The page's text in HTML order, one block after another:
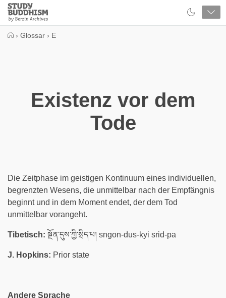
Close
Study
Buddhism
› Glossar › E
Existenz vor dem
Tode
Die Zeitphase im geistigen Kontinuum eines individuellen,
begrenzten Wesens, die unmittelbar nach der Empfängnis
beginnt und in dem Moment endet, der dem Tod
unmittelbar vorangeht.
Tibetisch: སྔོན་དུས་ཀྱི་སྲིད་པ། sngon-dus-kyi srid-pa
J. Hopkins: Prior state
Andere Sprache